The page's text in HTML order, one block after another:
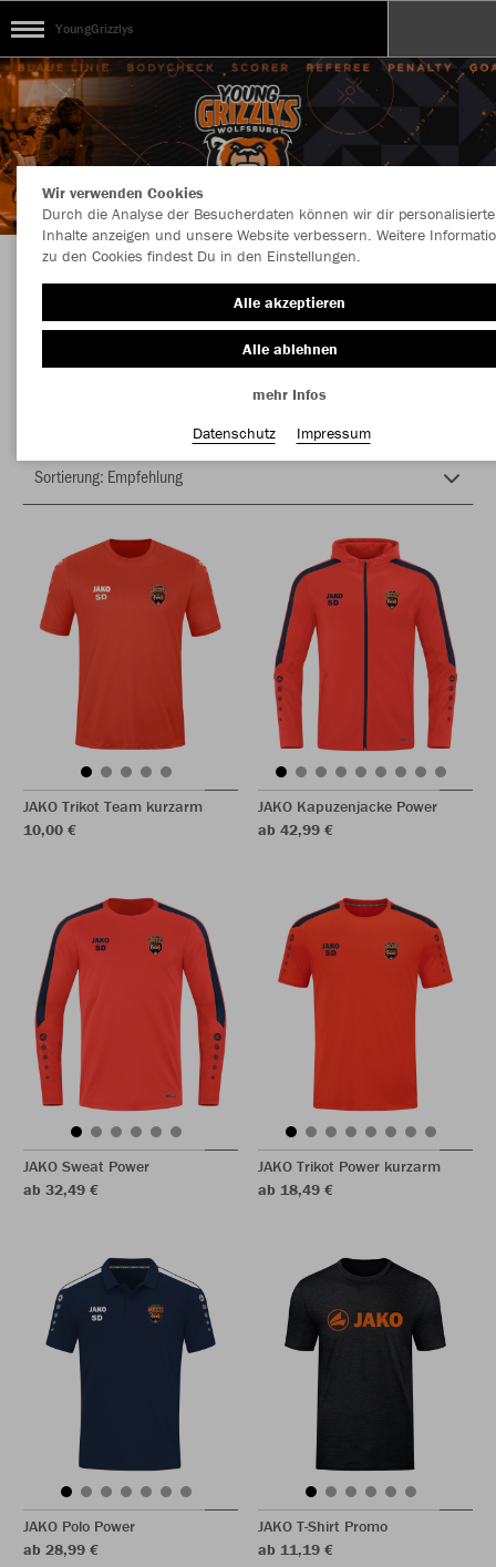
YoungGrizzlys
Young Grizzlys
Farbe
JAKO Trikot Team kurzarm
10,00 €
JAKO Kapuzenjacke Power
ab 42,99 €
JAKO Sweat Power
ab 32,49 €
JAKO Trikot Power kurzarm
ab 18,49 €
JAKO Polo Power
ab 28,99 €
JAKO T-Shirt Promo
ab 11,19 €
Wir verwenden Cookies
Durch die Analyse der Besucherdaten können wir dir personalisierte
Inhalte anzeigen und unsere Website verbessern. Weitere
zu den Cookies findest Du in den Einstellungen.
Alle akzeptieren
Alle ablehnen
mehr Infos
Datenschutz
Impressum